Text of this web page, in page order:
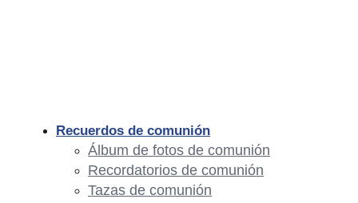
Recuerdos de comunión
Álbum de fotos de comunión
Recordatorios de comunión
Tazas de comunión